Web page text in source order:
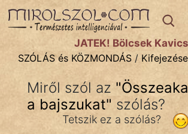
SZÓLÁS ÉS KÖZMONDÁStémák:
Bibliai
Közmondások
JÁTÉK! Bölcsek
SZÓLÁS és KÖZMONDÁS /
Miről szól az "
a bajszukat" szólás?
Tetszik ez a szólás?